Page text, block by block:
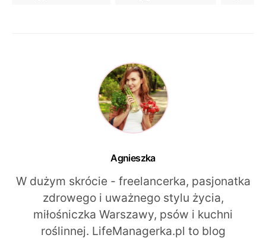
Agnieszka
W dużym skrócie - freelancerka, pasjonatka
zdrowego i uważnego stylu życia,
miłośniczka Warszawy, psów i kuchni
roślinnej. LifeManagerka.pl to blog